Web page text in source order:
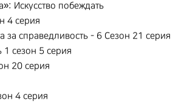
Искусство побеждать
4 серия
за справедливость - 6 Сезон 21 серия
сезон 5 серия
20 серия
4 серия